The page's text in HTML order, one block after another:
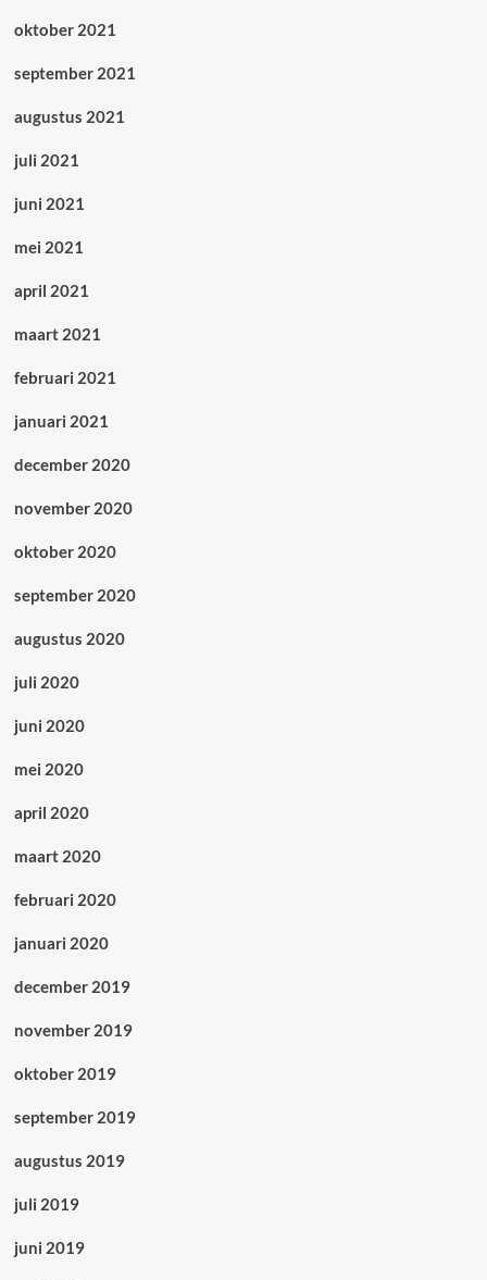
oktober 2021
september 2021
augustus 2021
juli 2021
juni 2021
mei 2021
april 2021
maart 2021
februari 2021
januari 2021
december 2020
november 2020
oktober 2020
september 2020
augustus 2020
juli 2020
juni 2020
mei 2020
april 2020
maart 2020
februari 2020
januari 2020
december 2019
november 2019
oktober 2019
september 2019
augustus 2019
juli 2019
juni 2019